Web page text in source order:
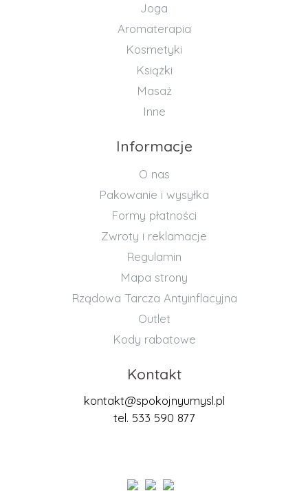
Joga
Aromaterapia
Kosmetyki
Książki
Masaż
Inne
Informacje
O nas
Pakowanie i wysyłka
Formy płatności
Zwroty i reklamacje
Regulamin
Mapa strony
Rządowa Tarcza Antyinflacyjna
Outlet
Kody rabatowe
Kontakt
kontakt@spokojnyumysl.pl
tel. 533 590 877